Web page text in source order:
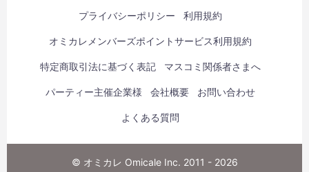
プライバシーポリシー 利用規約
オミカレメンバーズポイントサービス利用規約
特定商取引法に基づく表記 マスコミ関係者さまへ
パーティー主催企業様 会社概要 お問い合わせ
よくある質問
© オミカレ Omicale Inc. 2011 - 2026